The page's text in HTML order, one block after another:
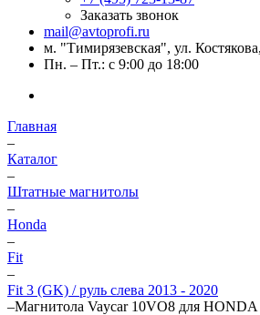
Заказать звонок
mail@avtoprofi.ru
м. "Тимирязевская", ул.
Пн. – Пт.: с 9:00 до 18:00
Главная
–
Каталог
–
Штатные магнитолы
–
Honda
–
Fit
–
Fit 3 (GK) / руль слева 2013 - 2020
–Магнитола Vaycar 10VO8 для